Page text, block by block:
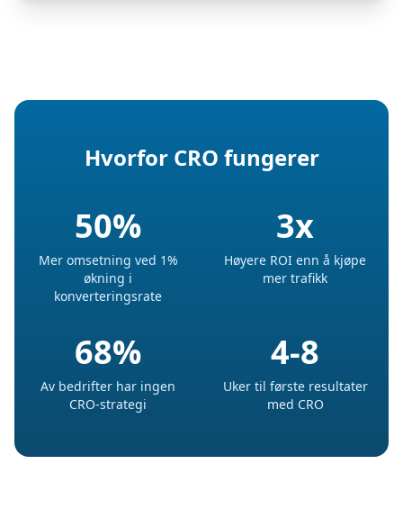
Hvorfor CRO fungerer
50%
Mer omsetning ved 1%
økning i
konverteringsrate
3x
Høyere ROI enn å kjøpe
mer trafikk
68%
Av bedrifter har ingen
CRO-strategi
4-8
Uker til første resultater
med CRO